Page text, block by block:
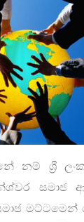
නම් ශ්‍රී
සමාජ
මට්ටමෙන්